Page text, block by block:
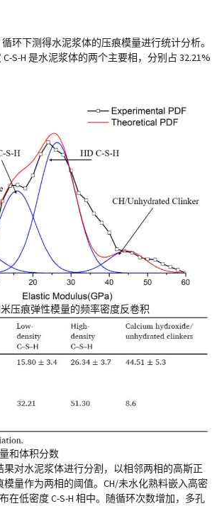
循环下测得水泥浆体的压痕模量进行统计分析。
C-S-H 是水泥浆体的两个主要相，分别占 32.21%
压痕弹性模量的频率密度反卷积
和体积分数
对水泥浆体进行分割，以相邻两相的高斯正
量作为两相的阈值。CH/未水化熟料嵌入高密
在低密度 C-S-H 相中。随循环次数增加，多孔